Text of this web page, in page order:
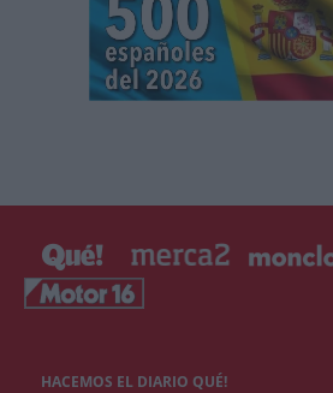
HACEMOS EL DIARIO QUÉ!